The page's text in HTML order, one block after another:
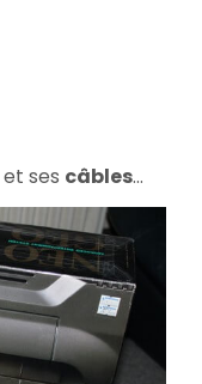
et ses câbles...